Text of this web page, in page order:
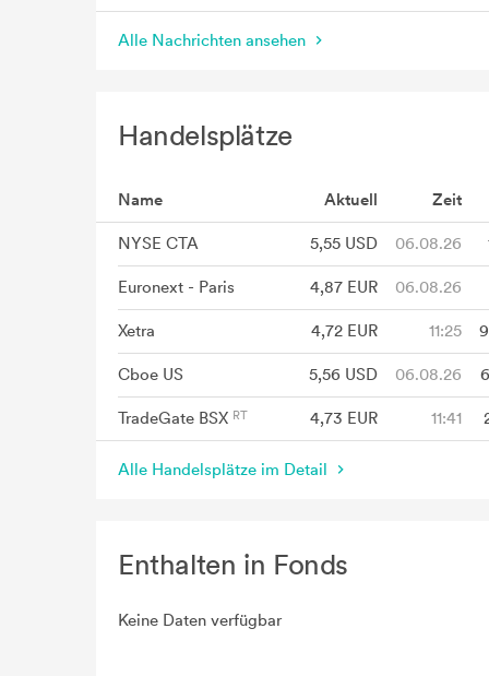
Alle Nachrichten ansehen
Handelsplätze
Name Aktuell Zeit
NYSE CTA 5,55 USD 06.08.26
Euronext - Paris 4,87 EUR 06.08.26
Xetra 4,72 EUR 11:25
Cboe US 5,56 USD 06.08.26
TradeGate BSX 4,73 EUR 11:41
Alle Handelsplätze im Detail
Enthalten in Fonds
Keine Daten verfügbar